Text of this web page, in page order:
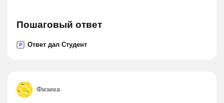
Пошаговый ответ
P Ответ дал Студент
Физика